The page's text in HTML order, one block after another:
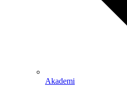
Akademi